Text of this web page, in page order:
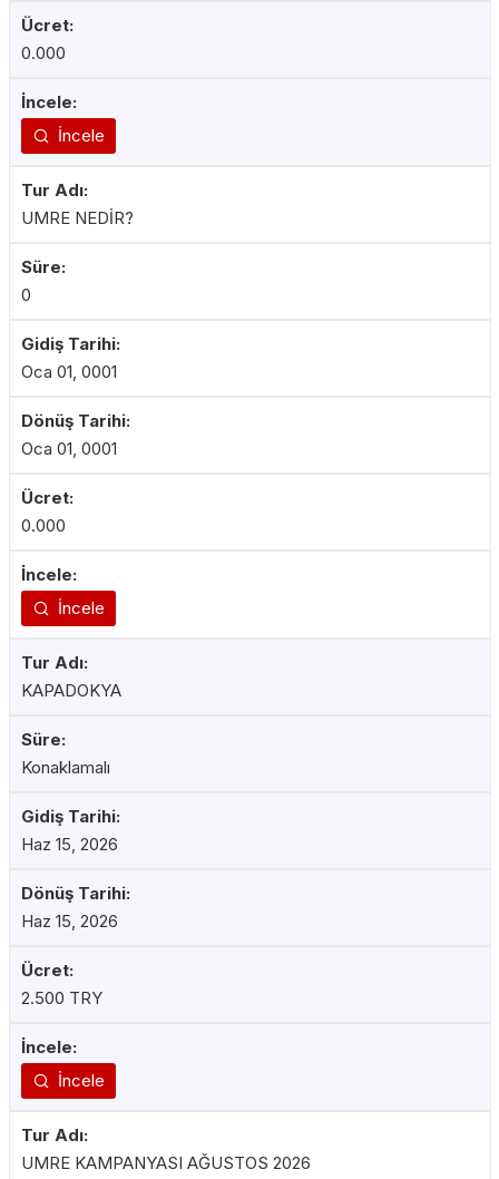
0.000
İncele
UMRE NEDİR?
0
Oca 01, 0001
Oca 01, 0001
0.000
İncele
KAPADOKYA
Konaklamalı
Haz 15, 2026
Haz 15, 2026
2.500 TRY
İncele
UMRE KAMPANYASI AĞUSTOS 2026